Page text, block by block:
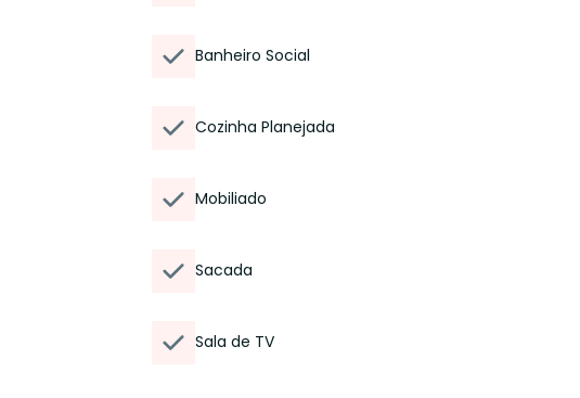
Banheiro Social
Cozinha Planejada
Mobiliado
Sacada
Sala de TV